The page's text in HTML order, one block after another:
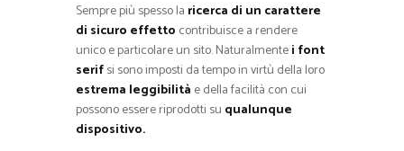
Sempre più spesso la ricerca di un carattere
di sicuro effetto contribuisce a rendere
unico e particolare un sito. Naturalmentei font
serifsi sono imposti da tempo in virtù della loro
estrema leggibilità e della facilità con cui
possono essere riprodotti su qualunque
dispositivo.